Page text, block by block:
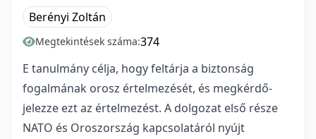
Berényi Zoltán
Megtekintések száma:374
E tanulmány célja, hogy feltárja a biztonság
fogalmának orosz értelmezését, és megkérdő­
jelezze ezt az értelmezést. A dolgozat első része
NATO és Oroszország kapcsolatáról nyújt